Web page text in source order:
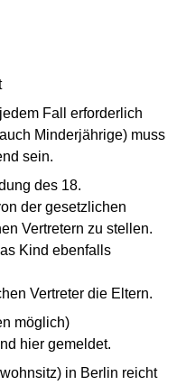
Fall erforderlich
Minderjährige) muss
sein.
des 18.
der gesetzlichen
Vertretern zu stellen.
Kind ebenfalls
Vertreter die Eltern.
möglich)
hier gemeldet.
in Berlin reicht